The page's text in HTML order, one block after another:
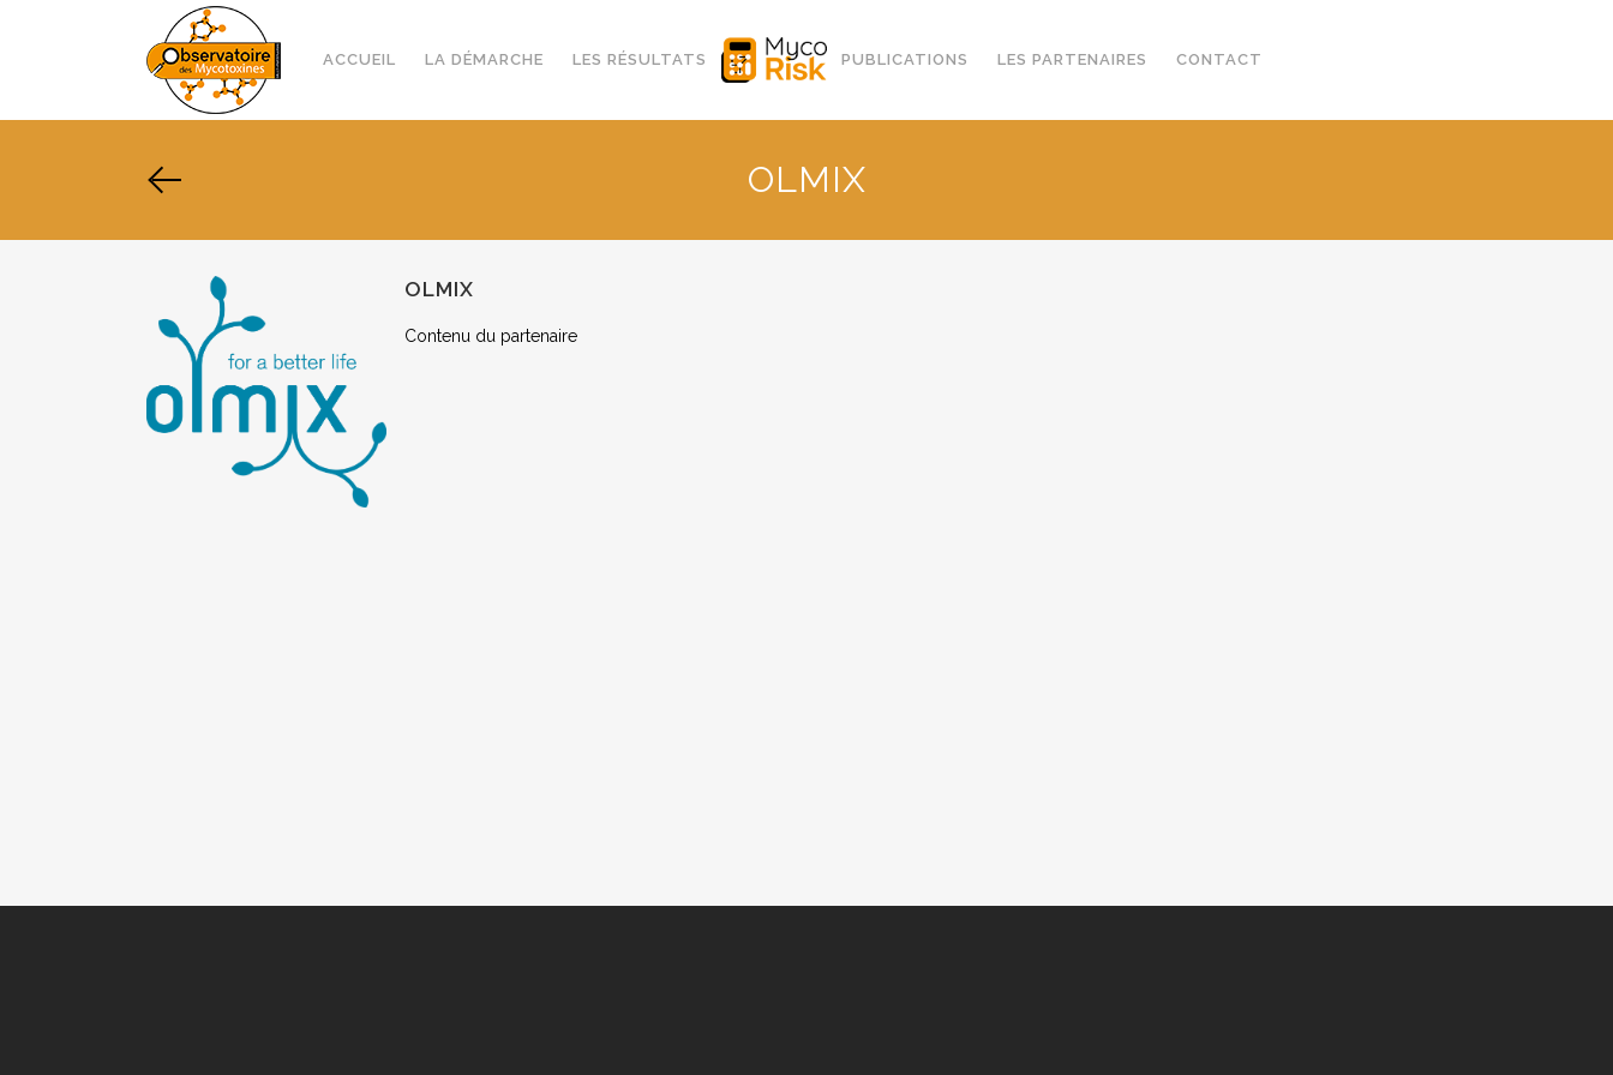
ACCUEIL LA DÉMARCHE LES RÉSULTATS PUBLICATIONS LES PARTENAIRES CONTACT
OLMIX
OLMIX
Contenu du partenaire